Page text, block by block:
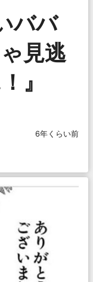
ババ
見逃
』
6年くらい前